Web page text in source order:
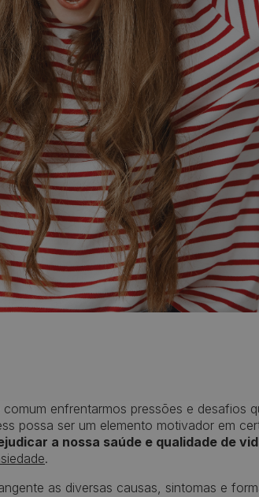
enfrentarmos pressões e desafios
possa ser um elemento motivador em
a nossa saúde e qualidade de
.
as diversas causas, sintomas e